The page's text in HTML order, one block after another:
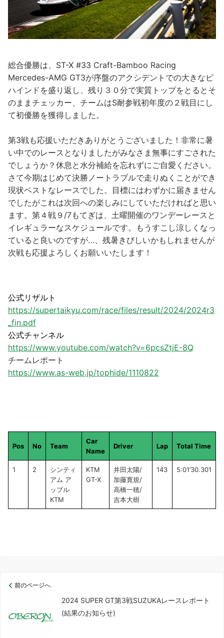
総合優勝は、ST-X #33 Craft-Bamboo Racing
Mercedes-AMG GT3が序盤のアクシデントでの大きなビ
ハインドを盛り返し、残り３０分で実質トップをとるとそ
のままチェッカー、チームはS耐参戦初年度の２戦目にし
て初優勝を獲得しました。
第3戦も応援いただきありがとうございました！非常に暑
い中でのレースとなりましたがみなさま無事にすごされた
でしょうか？休息と水分補給を忘れずにご自愛ください。
さて今期はじめて決勝ノートラブルで走りぬくことができ
現状ベストなレースでした。目標にはわずかに届きません
でしたがこれは次回への楽しみにしていただければと思い
ます。第４戦９/7もてぎは、土曜開催のワンデーレースと
イレギュラーなスケジュールです。もうすこし涼しくなっ
ていると良いのですが…、残暑きびしいかもしれませんが
次戦も応援よろしくお願いいたします！
公式リザルト
https://supertaikyu.com/race/files/result/2024/2024r3
_fin.pdf
公式チャンネル
https://www.youtube.com/watch?v=6pcsZtjE-8Q
チームレポート
https://www.as-web.jp/tophide/1110822
Pos No Team
Car
Name
Driver Lap Total Time
1 2
シンティ
アム ア
ップル
KTM
KTM
GT-X
井田太陽/
加藤寛規/
高橋一穂/
吉本大樹
143 5:01’30.301
前のページへ
2024 SUPER GT第3戦SUZUKAレースレポート
(結果のお知らせ)